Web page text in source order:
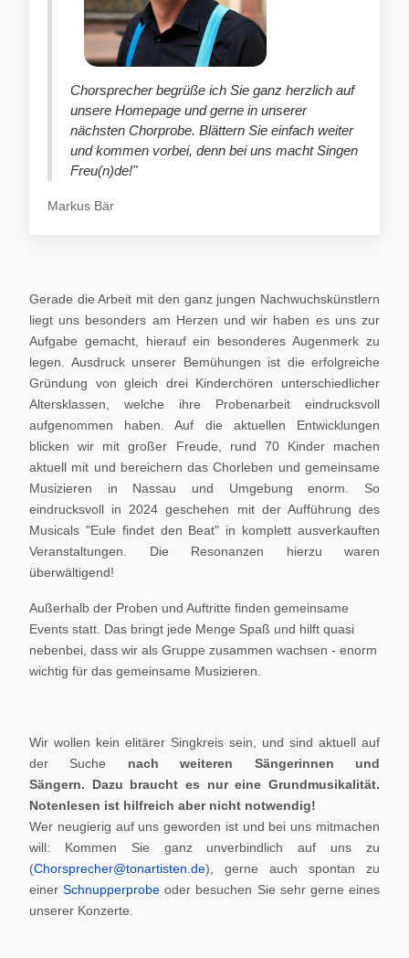
Chorsprecher begrüße ich Sie ganz herzlich auf
unsere Homepage und gerne in unserer
nächsten Chorprobe. Blättern Sie einfach weiter
und kommen vorbei, denn bei uns macht Singen
Freu(n)de!"
Markus Bär
Gerade die Arbeit mit den ganz jungen Nachwuchskünstlern
liegt uns besonders am Herzen und wir haben es uns zur
Aufgabe gemacht, hierauf ein besonderes Augenmerk zu
legen. Ausdruck unserer Bemühungen ist die erfolgreiche
Gründung von gleich drei Kinderchören unterschiedlicher
Altersklassen, welche ihre Probenarbeit eindrucksvoll
aufgenommen haben. Auf die aktuellen Entwicklungen
blicken wir mit großer Freude, rund 70 Kinder machen
aktuell mit und bereichern das Chorleben und gemeinsame
Musizieren in Nassau und Umgebung enorm. So
eindrucksvoll in 2024 geschehen mit der Aufführung des
Musicals "Eule findet den Beat" in komplett ausverkauften
Veranstaltungen. Die Resonanzen hierzu waren
überwältigend!
Außerhalb der Proben und Auftritte finden gemeinsame
Events statt. Das bringt jede Menge Spaß und hilft quasi
nebenbei, dass wir als Gruppe zusammen wachsen - enorm
wichtig für das gemeinsame Musizieren.
Wir wollen kein elitärer Singkreis sein, und sind aktuell auf
der Suche nach weiteren Sängerinnen und
Sängern. Dazu braucht es nur eine Grundmusikalität.
Notenlesen ist hilfreich aber nicht notwendig!
Wer neugierig auf uns geworden ist und bei uns mitmachen
will: Kommen Sie ganz unverbindlich auf uns zu
(Chorsprecher@tonartisten.de), gerne auch spontan zu
einerSchnupperprobe oder besuchen Sie sehr gerne eines
unserer Konzerte.